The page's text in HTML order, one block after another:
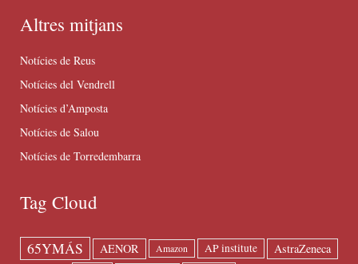
Altres mitjans
Notícies de Reus
Notícies del Vendrell
Notícies d’Amposta
Notícies de Salou
Notícies de Torredembarra
Tag Cloud
65YMÁS AENOR Amazon AP institute AstraZeneca